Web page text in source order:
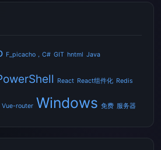
F_picacho，C# GIT hntml Java
React React组件化 Redis
Vue-router Windows 免费 服务器